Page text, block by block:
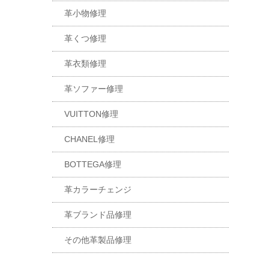
革小物修理
革くつ修理
革衣類修理
革ソファー修理
VUITTON修理
CHANEL修理
BOTTEGA修理
革カラーチェンジ
革ブランド品修理
その他革製品修理